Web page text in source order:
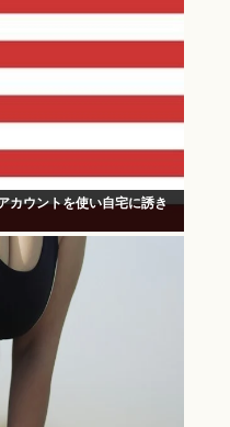
カウントを使い自宅に誘き